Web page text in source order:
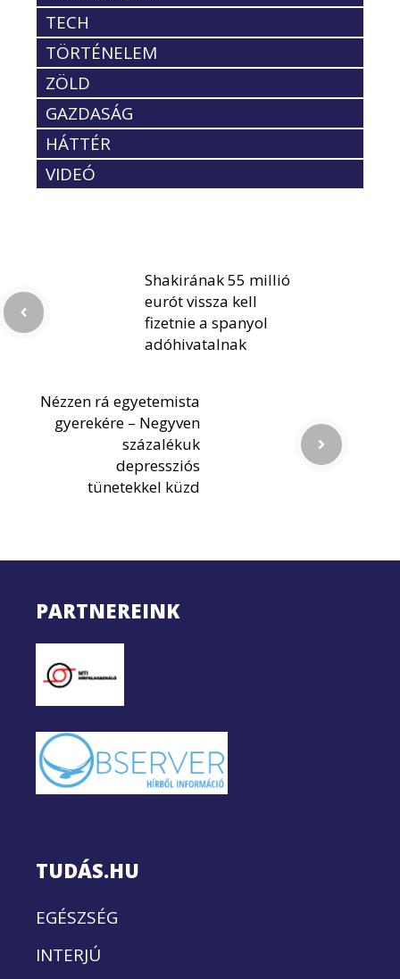
TECH
TÖRTÉNELEM
ZÖLD
GAZDASÁG
HÁTTÉR
VIDEÓ
Shakirának 55 millió
eurót vissza kell
fizetnie a spanyol
adóhivatalnak
Nézzen rá egyetemista
gyerekére – Negyven
százalékuk
depressziós
tünetekkel küzd
PARTNEREINK
TUDÁS.HU
EGÉSZSÉG
INTERJÚ